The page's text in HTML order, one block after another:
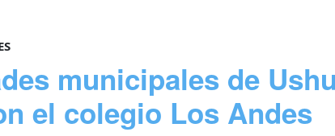
municipales de
el colegio Los Andes